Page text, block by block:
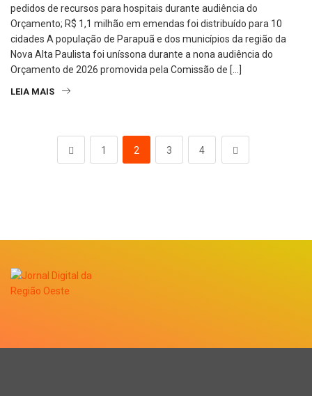
pedidos de recursos para hospitais durante audiência do
Orçamento; R$ 1,1 milhão em emendas foi distribuído para 10
cidades A população de Parapuã e dos municípios da região da
Nova Alta Paulista foi uníssona durante a nona audiência do
Orçamento de 2026 promovida pela Comissão de […]
LEIA MAIS
1 2 3 4